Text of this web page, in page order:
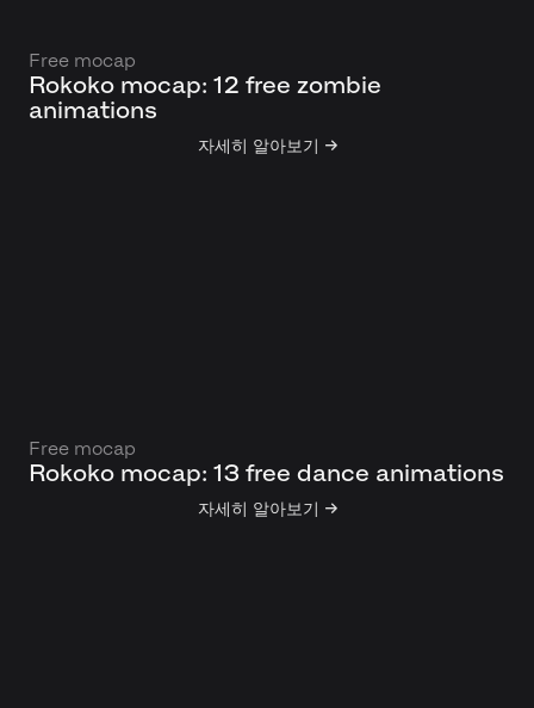
Free mocap
Rokoko mocap: 12 free zombie
animations
자세히 알아보기 →
Free mocap
Rokoko mocap: 13 free dance animations
자세히 알아보기 →